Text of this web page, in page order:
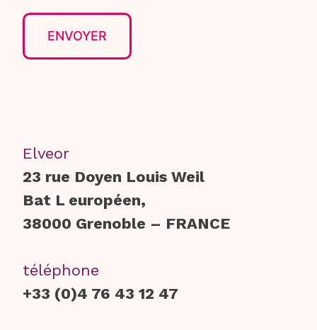
Elveor
23 rue Doyen Louis Weil
Bat L européen,
38000 Grenoble – FRANCE
téléphone
+33 (0)4 76 43 12 47